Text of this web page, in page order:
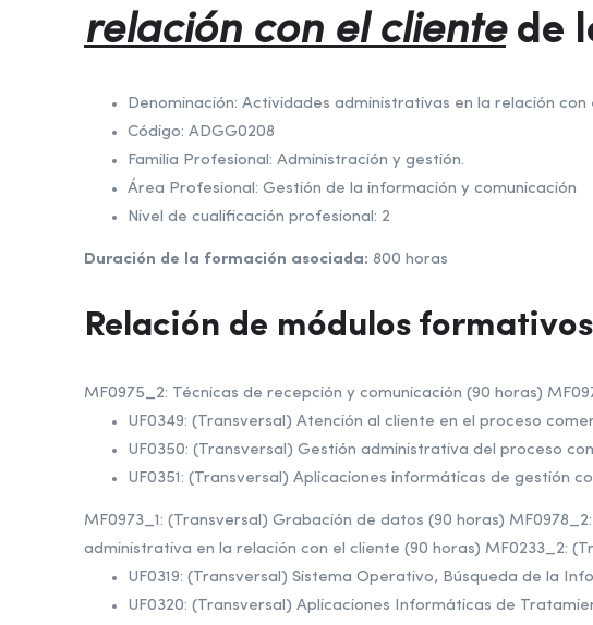
relación con el clientede
Denominación: Actividades administrativas en la relación con
Código: ADGG0208
Familia Profesional: Administración y gestión.
Área Profesional: Gestión de la información y comunicación
Nivel de cualificación profesional: 2
Duración de la formación asociada: 800 horas
Relación de módulos
MF0975_2: Técnicas de recepción y comunicación (90 horas)
UF0349: (Transversal) Atención al cliente en el proceso
UF0350: (Transversal) Gestión administrativa del proceso
UF0351: (Transversal) Aplicaciones informáticas de gestión
MF0973_1: (Transversal) Grabación de datos (90 horas)
administrativa en la relación con el cliente (90 horas) MF0233_2:
UF0319: (Transversal) Sistema Operativo, Búsqueda de la
UF0320: (Transversal) Aplicaciones Informáticas de